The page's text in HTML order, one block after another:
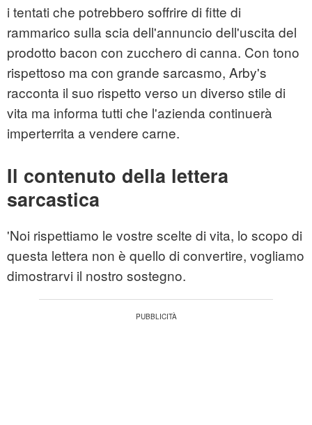
i tentati che potrebbero soffrire di fitte di
rammarico sulla scia dell'annuncio dell'uscita del
prodotto bacon con zucchero di canna. Con tono
rispettoso ma con grande sarcasmo, Arby's
racconta il suo rispetto verso un diverso stile di
vita ma informa tutti che l'azienda continuerà
imperterrita a vendere carne.
Il contenuto della lettera
sarcastica
'Noi rispettiamo le vostre scelte di vita, lo scopo di
questa lettera non è quello di convertire, vogliamo
dimostrarvi il nostro sostegno.